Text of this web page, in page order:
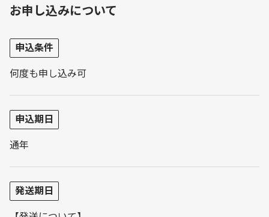
お申し込みについて
申込条件
何度も申し込み可
申込期日
通年
発送期日